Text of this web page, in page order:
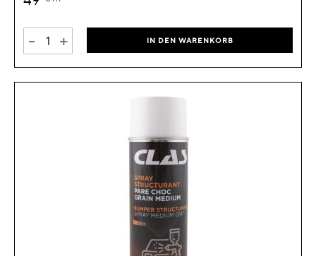
- + IN DEN WARENKORB